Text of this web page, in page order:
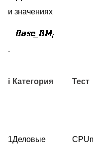
и значениях
.
i Категория Тест
1Деловые